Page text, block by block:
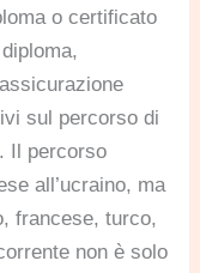
o certificato
sul percorso di
Il percorso
all’ucraino, ma
francese, turco,
non è solo